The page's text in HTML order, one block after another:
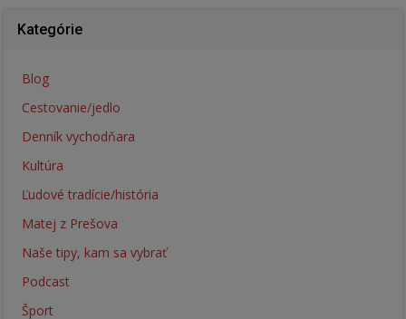
Kategórie
Blog
Cestovanie/jedlo
Denník vychodňara
Kultúra
Ľudové tradície/história
Matej z Prešova
Naše tipy, kam sa vybrať
Podcast
Šport